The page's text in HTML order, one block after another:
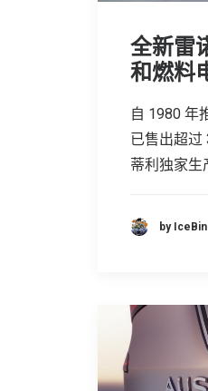
全新雷
和燃料
自 1980 年
已售出超过
蒂利独家生
by IceBin